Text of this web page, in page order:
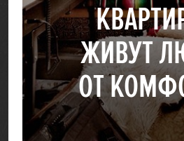
ЖИВУТ
ОТ